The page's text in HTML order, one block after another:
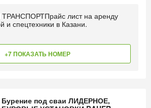
лист на аренду
и спецтехники в Казани.
+7 ПОКАЗАТЬ НОМЕР
Бурение под сваи ЛИДЕРНОЕ,